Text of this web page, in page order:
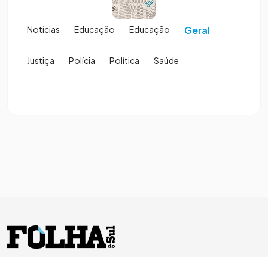
Notícias Educação Educação Geral
Justiça Polícia Política Saúde